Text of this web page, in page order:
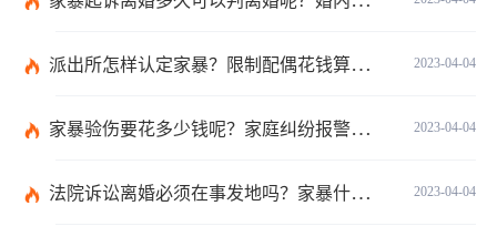
2023-04-04
派出所怎样认定家暴？限制配偶花钱算家暴吗？
2023-04-04
家暴验伤要花多少钱呢？家庭纠纷报警会有记录吗？
2023-04-04
法院诉讼离婚必须在事发地吗？家暴什么程度可以判刑呢？